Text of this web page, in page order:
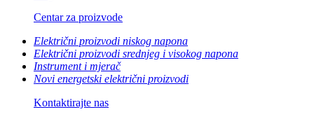
Centar za proizvode
Električni proizvodi niskog napona
Električni proizvodi srednjeg i visokog napona
Instrument i mjerač
Novi energetski električni proizvodi
Kontaktirajte nas